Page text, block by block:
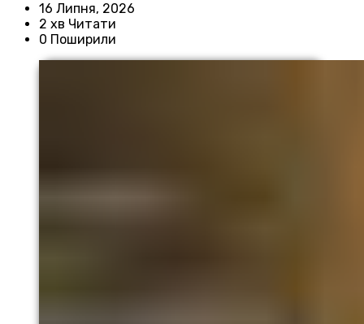
16 Липня, 2026
2 хв Читати
0 Поширили